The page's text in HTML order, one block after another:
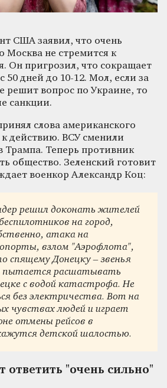
США заявил, что очень
Москва не стремится к
Он пригрозил, что сокращает
50 дней до 10-12. Мол, если за
решит вопрос по Украине, то
санкции.
слова американского
к действию. ВСУ сменили
Трампа. Теперь противник
общество. Зеленский готовит
военкор Александр Коц:
решил доконать жителей
на город,
атака на
взлом "Аэрофлота",
спящему Донецку – звенья
пытается расшатывать
с водой катастрофа. Не
без электричества. Вот на
чувствах людей и играет
отмены рейсов в
детской шалостью.
"очень сильно"